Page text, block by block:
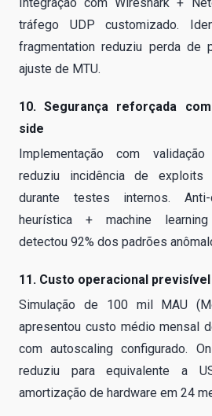
tráfego UDP customizado.
fragmentation reduziu perda de
ajuste de MTU.
10. Segurança reforçada
side
Implementação com
reduziu incidência de
durante testes internos.
heurística + machine
detectou 92% dos padrões
11. Custo operacional
Simulação de 100 mil MAU
apresentou custo médio mensal
com autoscaling configurado.
reduziu para equivalente a
amortização de hardware em 24